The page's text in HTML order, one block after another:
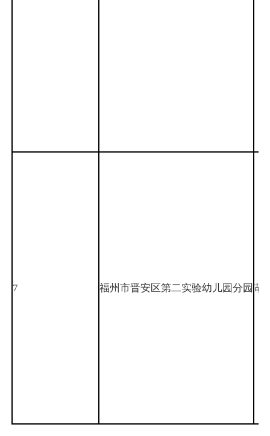
7 福州市晋安区第二实验幼儿园分园 胡